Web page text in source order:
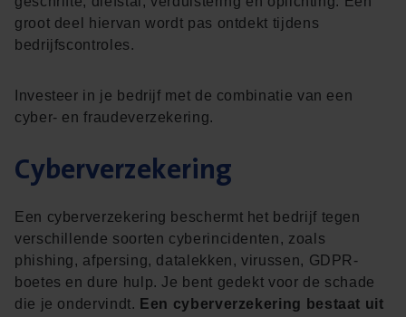
groot deel hiervan wordt pas ontdekt tijdens
bedrijfscontroles.
Investeer in je bedrijf met de combinatie van een
cyber- en fraudeverzekering.
Cyberverzekering
Een cyberverzekering beschermt het bedrijf tegen
verschillende soorten cyberincidenten, zoals
phishing, afpersing, datalekken, virussen, GDPR-
boetes en dure hulp. Je bent gedekt voor de schade
die je ondervindt. Een cyberverzekering bestaat uit